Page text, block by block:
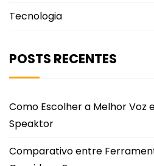
Tecnologia
POSTS RECENTES
Como Escolher a Melhor Voz
Speaktor
Comparativo entre